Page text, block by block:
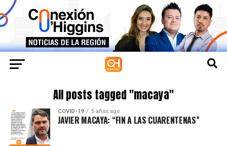
All posts tagged "macaya"
COVID-19 5 años ago
JAVIER MACAYA: “FIN A LAS CUARENTENAS”